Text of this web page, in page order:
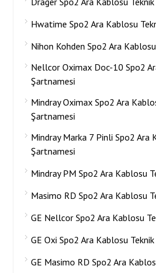
Hwatime Spo2 Ara Kablosu
Nihon Kohden Spo2 Ara
Nellcor Oximax Doc-10 Spo2
Şartnamesi
Mindray Oximax Spo2 Ara
Şartnamesi
Mindray Marka 7 Pinli Spo2 Ara
Şartnamesi
Mindray PM Spo2 Ara Kablosu
Masimo RD Spo2 Ara Kablosu
GE Nellcor Spo2 Ara Kablosu
GE Oxi Spo2 Ara Kablosu
GE Masimo RD Spo2 Ara